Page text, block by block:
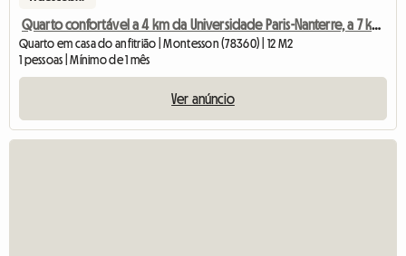
Quarto confortável a 4 km da Universidade Paris-Nanterre, a 7 km de
Quarto em casa do anfitrião | Montesson (78360) | 12 M2
1 pessoas | Mínimo de 1 mês
Ver anúncio